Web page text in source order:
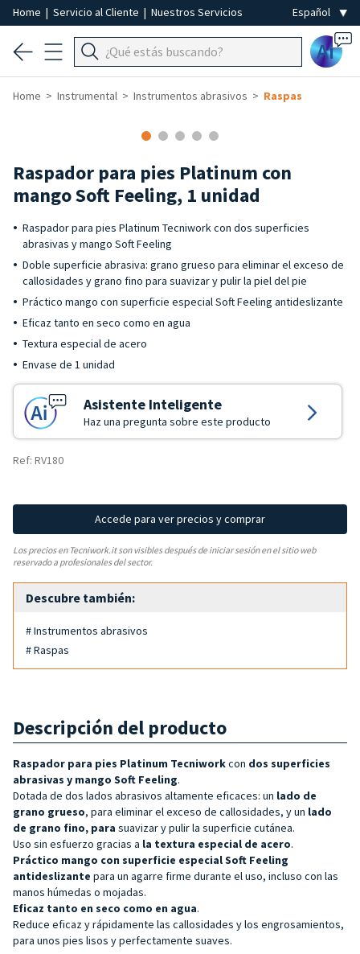
Home | Servicio al Cliente | Nuestros Servicios
Ai
Home Instrumental Instrumentos abrasivos Raspas
Raspador para pies Platinum con
mango Soft Feeling, 1 unidad
Raspador para pies Platinum Tecniwork con dos superficies
abrasivas y mango Soft Feeling
Doble superficie abrasiva: grano grueso para eliminar el exceso de
callosidades y grano fino para suavizar y pulir la piel del pie
Práctico mango con superficie especial Soft Feeling antideslizante
Eficaz tanto en seco como en agua
Textura especial de acero
Envase de 1 unidad
Asistente Inteligente
Haz una pregunta sobre este producto
Ref: RV180
Accede para ver precios y comprar
Los precios en Tecniwork.it son visibles después de iniciar sesión en el sitio web
reservado a profesionales del sector.
Descubre también:
# Instrumentos abrasivos
# Raspas
Descripción del producto
Raspador para pies Platinum Tecniworkcon dos superficies
abrasivas y mango Soft Feeling.
Dotada de dos lados abrasivos altamente eficaces: un lado de
grano grueso, para eliminar el exceso de callosidades, y un lado
de grano fino, para suavizar y pulir la superficie cutánea.
Uso sin esfuerzo gracias a la textura especial de acero.
Práctico mango con superficie especial Soft Feeling
antideslizante para un agarre firme durante el uso, incluso con las
manos húmedas o mojadas.
Eficaz tanto en seco como en agua.
Reduce eficaz y rápidamente las callosidades y los engrosamientos,
para unos pies lisos y perfectamente suaves.